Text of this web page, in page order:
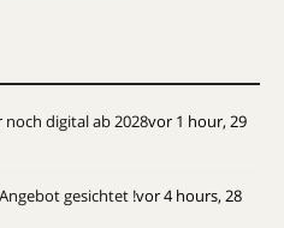
noch digital ab 2028vor 1 hour, 29
gesichtet !vor 4 hours, 28